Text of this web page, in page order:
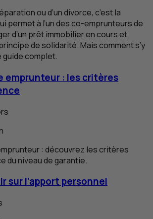
ou d’un divorce, c’est la
permet à l’un des co-emprunteurs de
d’un prêt immobilier en cours et
de solidarité. Mais comment s’y
guide complet.
emprunteur : les critères
: découvrez les critères
du niveau de garantie.
sur l’apport personnel